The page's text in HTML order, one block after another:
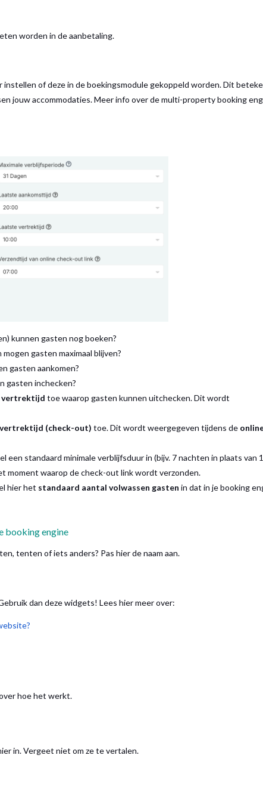
worden in de aanbetaling.
of deze in de boekingsmodule gekoppeld worden. Dit
jouw accommodaties. Meer info over de multi-property booking
kunnen gasten nog boeken?
gasten maximaal blijven?
gasten aankomen?
gasten inchecken?
vertrektijd toe waarop gasten kunnen uitchecken. Dit wordt
(check-out) toe. Dit wordt weergegeven tijdens de
een standaard minimale verblijfsduur in (bijv. 7 nachten in plaats van
moment waarop de check-out link wordt verzonden.
hier het standaard aantal volwassen gasten in dat in je booking
booking engine
tenten of iets anders? Pas hier de naam aan.
dan deze widgets! Lees hier meer over:
hoe het werkt.
in. Vergeet niet om ze te vertalen.